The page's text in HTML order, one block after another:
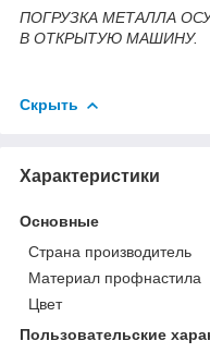
ПОГРУЗКА МЕТАЛЛА
В ОТКРЫТУЮ МАШИНУ.
Скрыть
Характеристики
Основные
Страна производитель
Материал профнастила
Цвет
Пользовательские